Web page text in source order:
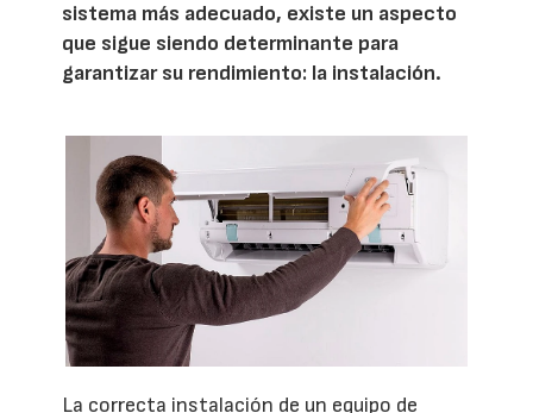
sistema más adecuado, existe un aspecto
que sigue siendo determinante para
garantizar su rendimiento: la instalación.
La correcta instalación de un equipo de